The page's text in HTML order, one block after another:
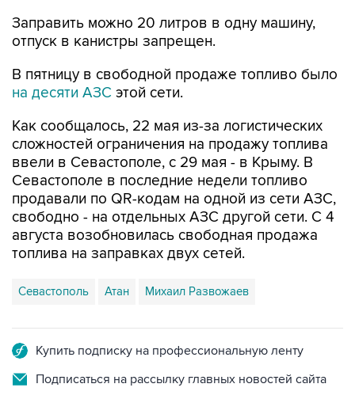
Заправить можно 20 литров в одну машину,
отпуск в канистры запрещен.
В пятницу в свободной продаже топливо было
на десяти АЗС этой сети.
Как сообщалось, 22 мая из-за логистических
сложностей ограничения на продажу топлива
ввели в Севастополе, с 29 мая - в Крыму. В
Севастополе в последние недели топливо
продавали по QR-кодам на одной из сети АЗС,
свободно - на отдельных АЗС другой сети. С 4
августа возобновилась свободная продажа
топлива на заправках двух сетей.
Севастополь Атан Михаил Развожаев
Купить подписку на профессиональную ленту
Подписаться на рассылку главных новостей сайта